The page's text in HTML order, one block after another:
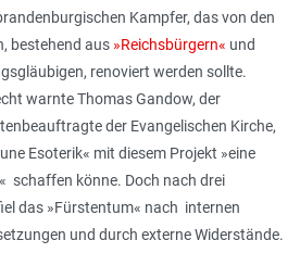
Kampfer, das von den
bestehend aus»Reichsbürgern« und
renoviert werden sollte.
warnte Thomas Gandow, der
der Evangelischen Kirche,
Esoterik« mit diesem Projekt »eine
schaffen könne. Doch nach drei
das »Fürstentum« nach internen
und durch externe Widerstände.